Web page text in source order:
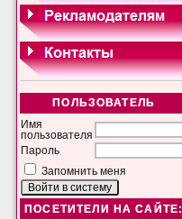
ПОЛЬЗОВАТЕЛЬ
Имя
пользователя
Пароль
Запомнить меня
ПОСЕТИТЕЛИ НА САЙТЕ: